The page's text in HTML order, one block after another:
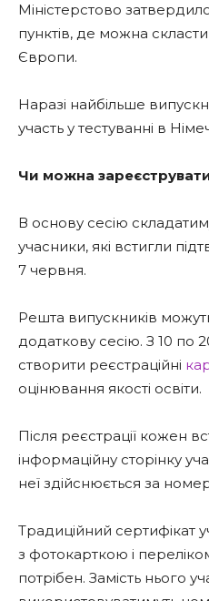
Міністерстово
пунктів, де можна
Європи.
Наразі найбільше
участь у тестуванні в
Чи можна
В основу сесію
учасники, які встигли
7 червня.
Решта випускників
додаткову сесію. З 10 по
створити реєстраційні
оцінювання якості освіти.
Після реєстрації кожен
інформаційну сторінку
неї здійснюється за
Традиційний сертифікат
з фотокарткою і
потрібен. Замість нього